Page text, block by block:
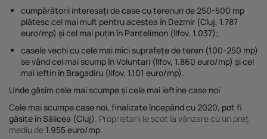
cumpărătorii interesați de case cuterenuri de 250-500 mp
plătesc cel mai mult pentru acestea în Dezmir (Cluj, 1.787
euro/mp) și cel mai puțin în Pantelimon (Ilfov, 1.037);
casele vechi cu cele mai mici suprafețe de teren (100-250 mp)
se vând cel mai scump înVoluntari (Ilfov, 1.860 euro/mp) și cel
mai ieftin în Bragadiru (Ilfov, 1.101 euro/mp).
Unde găsim cele mai scumpe și cele mai ieftine case noi
Cele mai scumpe case noi, finalizate începând cu 2020, pot fi
găsite în Sălicea (Cluj). Proprietarii le scot la vânzare cu un preț
mediu de 1.955 euro/mp.